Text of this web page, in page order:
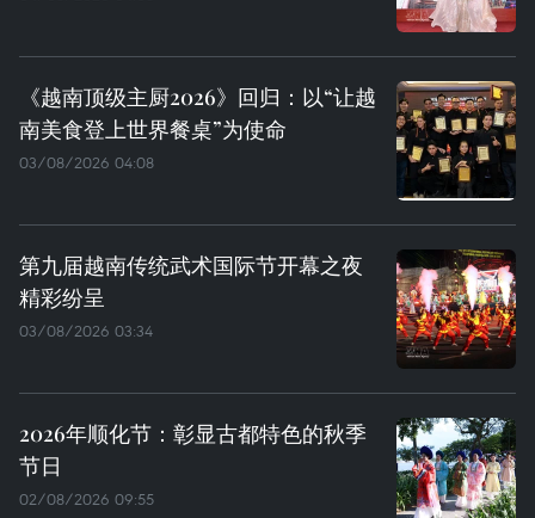
《越南顶级主厨2026》回归：以“让越
南美食登上世界餐桌”为使命
03/08/2026 04:08
第九届越南传统武术国际节开幕之夜
精彩纷呈
03/08/2026 03:34
2026年顺化节：彰显古都特色的秋季
节日
02/08/2026 09:55